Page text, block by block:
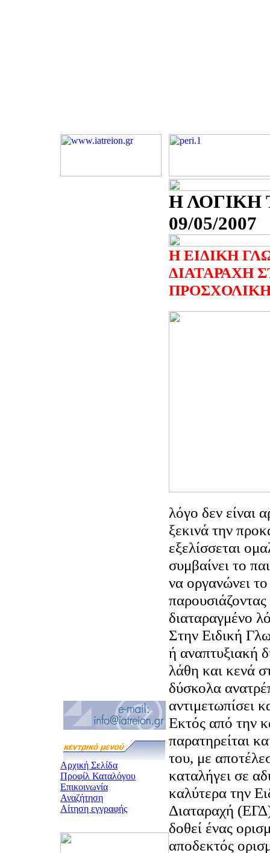
Αρχική Σελίδα
Προφίλ Καταλόγου
Επικοινωνία
Αναζήτηση
Αίτηση εγγραφής
Η ΛΟΓΙΚΗ
09/05/2007
Η ΕΙΔΙΚΗ
ΔΙΑΤΑΡΑΧΗ
λόγο δεν είναι
ξεκινά την
εξελίσσεται
συμβαίνει το
να οργανώνει
διαταραγμένο
Στην Ειδική
ή αναπτυξιακή
λάθη και κενά
δύσκολα
αντιμετωπίσει
Εκτός από την
παρατηρείται
του, με
καταλήγει σε
καλύτερα την
Διαταραχή
δοθεί ένας